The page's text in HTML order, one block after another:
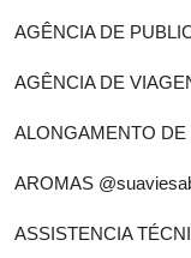
AGÊNCIA DE
AGÊNCIA DE
ALONGAMENTO DE
AROMAS
ASSISTENCIA